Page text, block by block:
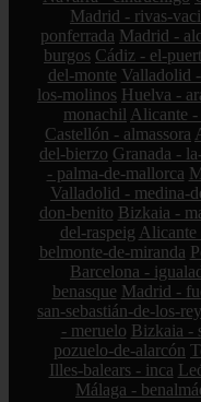
Madrid - rivas-
ponferrada Madrid -
burgos Cádiz - el-
del-monte Valladolid
los-molinos Huelva -
monachil Alicante -
Castellón - almassora
del-bierzo Granada -
- palma-de-mallorca
Valladolid - medina-
don-benito Bizkaia -
del-raspeig Alicante
belmonte-de-miranda
Barcelona -
benasque Madrid -
san-sebastián-de-los-
- meruelo Bizkaia -
pozuelo-de-alarcón
Illes-balears - inca
Málaga -